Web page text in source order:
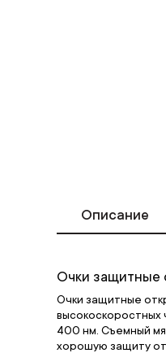
Описание
Очки защитные
Очки защитные
высокоскоростных
400 нм. Съемный
хорошую защиту от